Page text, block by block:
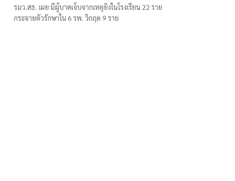
รมว.สธ. เผย มีผู้บาดเจ็บจากเหตุยิงในโรงเรียน 22 ราย
กระจายตัวรักษาใน 6 รพ. วิกฤต 9 ราย